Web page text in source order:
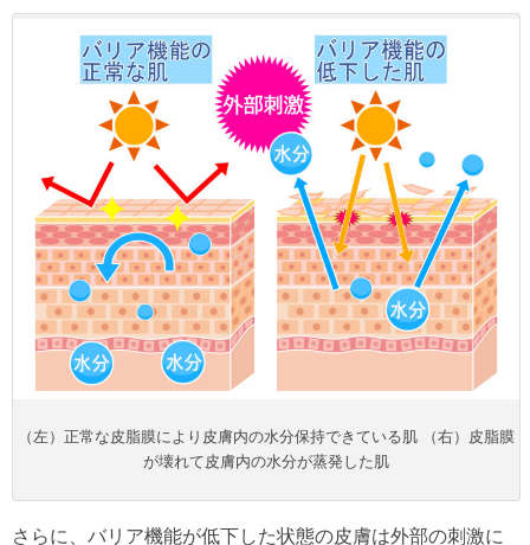
（左）正常な皮脂膜により皮膚内の水分保持できている肌 （右）皮脂膜
が壊れて皮膚内の水分が蒸発した肌
さらに、バリア機能が低下した状態の皮膚は外部の刺激に